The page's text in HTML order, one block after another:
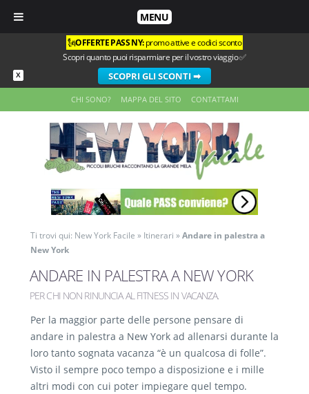
MENU
X
🗽OFFERTE PASS NY:promo attive e codici sconto
Scopri quanto puoi risparmiare per il vostro viaggio ✅
SCOPRI GLI SCONTI ➡
CHI SONO? MAPPA DEL SITO CONTATTAMI
Ti trovi qui: New York Facile » Itinerari »Andare in palestra a
New York
ANDARE IN PALESTRA A NEW YORK
PER CHI NON RINUNCIA AL FITNESS IN VACANZA.
Per la maggior parte delle persone pensare di
andare in palestra a New York ad allenarsi durante la
loro tanto sognata vacanza “è un qualcosa di folle”.
Visto il sempre poco tempo a disposizione e i mille
altri modi con cui poter impiegare quel tempo.